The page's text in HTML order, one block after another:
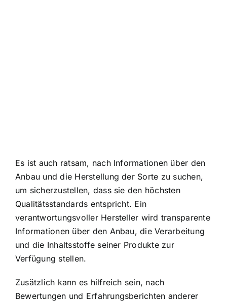
Es ist auch ratsam, nach Informationen über den
Anbau und die Herstellung der Sorte zu suchen,
um sicherzustellen, dass sie den höchsten
Qualitätsstandards entspricht. Ein
verantwortungsvoller Hersteller wird transparente
Informationen über den Anbau, die Verarbeitung
und die Inhaltsstoffe seiner Produkte zur
Verfügung stellen.
Zusätzlich kann es hilfreich sein, nach
Bewertungen und Erfahrungsberichten anderer